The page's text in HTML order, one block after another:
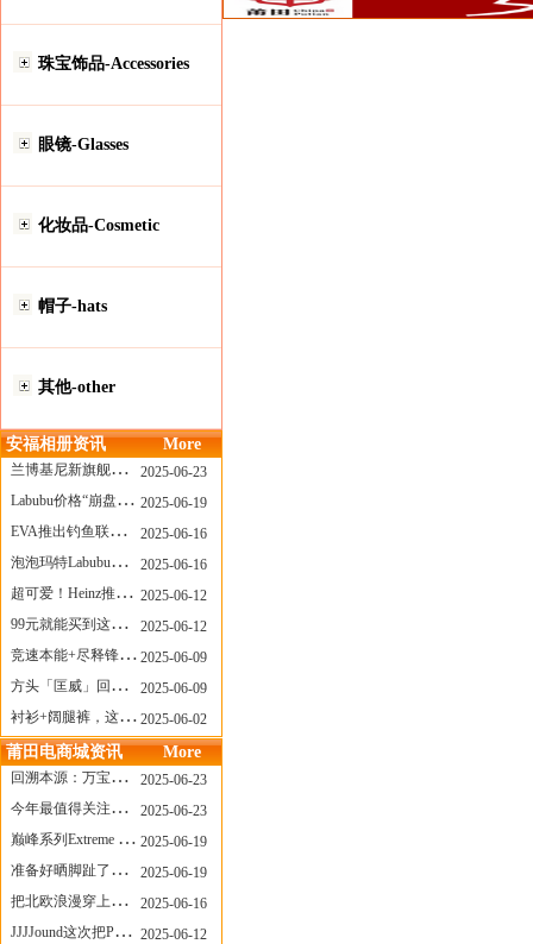
珠宝饰品-Accessories
眼镜-Glasses
化妆品-Cosmetic
帽子-hats
其他-other
安福相册资讯 More
兰博基尼新旗舰曝光？这台顶级超跑或将在8月登场
2025-06-23
Labubu价格“崩盘”？618当日泡泡玛特预售补货量超200W！
2025-06-19
EVA推出钓鱼联名套装，初号机也能当“假饵”？
2025-06-16
泡泡玛特Labubu新品发售上演“拳王争霸”......
2025-06-16
超可爱！Heinz推出星之卡比合作款番茄酱！
2025-06-12
99元就能买到这样颜值的太阳镜？优衣库夏季墨镜系列
2025-06-12
竞速本能+尽释锋芒——罗杰杜彼Roger+Dubuis王者竞速系列飞返计时码表燃擎赛道
2025-06-09
方头「匡威」回归！日系简约里的小心思
2025-06-09
衬衫+阔腿裤，这样穿美出新高度！
2025-06-02
莆田电商城资讯 More
回溯本源：万宝龙推出明星系列都市灰腕表新作
2025-06-23
今年最值得关注的AF1！KOBE x AF1 明日发售
2025-06-23
巅峰系列Extreme Diver潜水腕表与Revival Diver复刻版潜水腕表共同推出“暗影款”新作
2025-06-19
准备好晒脚趾了吗？透明款 AF1 要回归了
2025-06-19
把北欧浪漫穿上脚，Cecilie Bahnsen x ASICS
2025-06-16
JJJJound这次把PUMA改得好安静
2025-06-12